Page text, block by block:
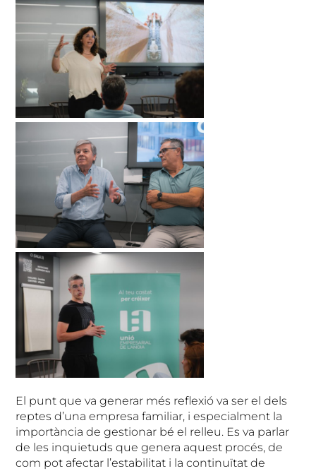
El punt que va generar més reflexió va ser el dels
reptes d’una empresa familiar, i especialment la
importància de gestionar bé el relleu. Es va parlar
de les inquietuds que genera aquest procés, de
com pot afectar l’estabilitat i la continuïtat de